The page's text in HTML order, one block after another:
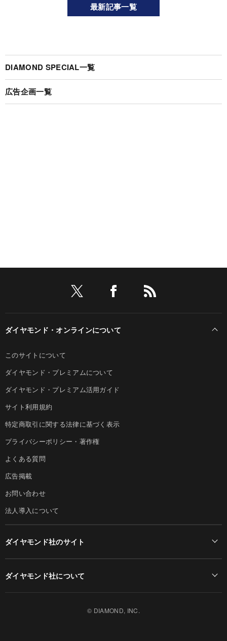
最新記事一覧
DIAMOND SPECIAL一覧
広告企画一覧
ダイヤモンド・オンラインについて
このサイトについて
ダイヤモンド・プレミアムについて
ダイヤモンド・プレミアム活用ガイド
サイト利用規約
特定商取引に関する法律に基づく表示
プライバシーポリシー・著作権
よくある質問
広告掲載
お問い合わせ
法人導入について
ダイヤモンド社のサイト
ダイヤモンド社について
© DIAMOND, INC.